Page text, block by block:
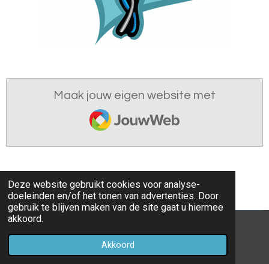
Deze website gebruikt cookies voor analyse-
doeleinden en/of het tonen van advertenties. Door
gebruik te blijven maken van de site gaat u hiermee
akkoord.
Akkoord
Maak jouw eigen website met
JouwWeb